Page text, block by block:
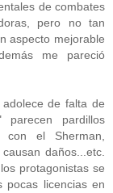
de combates
pero no tan
aspecto mejorable
me pareció
de falta de
pardillos
el Sherman,
daños...etc.
protagonistas se
licencias en